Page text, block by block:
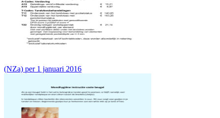
(NZa) per 1 januari 2016